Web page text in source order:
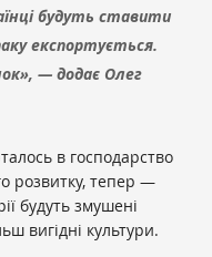
будуть ставити
експортується.
— додає Олег
в господарство
розвитку, тепер —
будуть змушені
вигідні культури.